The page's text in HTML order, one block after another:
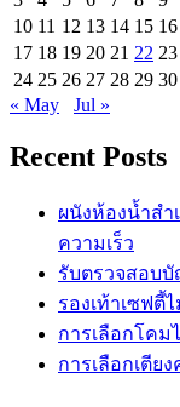
10 11 12 13 14 15 16
17 18 19 20 21 22 23
24 25 26 27 28 29 30
« May
Jul »
Recent Posts
ผนังห้องน้ำสำ
ความเร็ว
รับตรวจสอบ
รองเท้าเซฟตี้
การเลือกโคม
การเลือกเตีย